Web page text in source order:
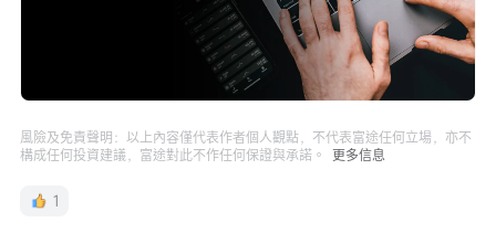
放
度
風險及免責聲明：以上內容僅代表作者個人觀點，不代表富途任何立場，亦不
構成任何投資建議，富途對此不作任何保證與承諾。
更多信息
1